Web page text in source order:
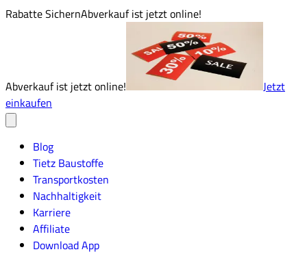
Rabatte SichernAbverkauf ist jetzt online!
Abverkauf ist jetzt online!
Jetzt
einkaufen
Blog
Tietz Baustoffe
Transportkosten
Nachhaltigkeit
Karriere
Affiliate
Download App